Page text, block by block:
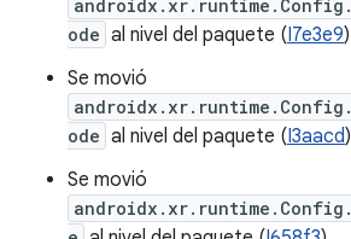
ode al nivel del paquete (I7e3e9
Se movió
ode al nivel del paquete (I3aacd
Se movió